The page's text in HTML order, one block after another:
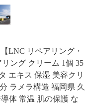
LNC リペアリング・
ング クリーム 1個 35
エキス 保湿 美容クリ
ラメラ構造 福岡県 久
体 常温 肌の保護 な